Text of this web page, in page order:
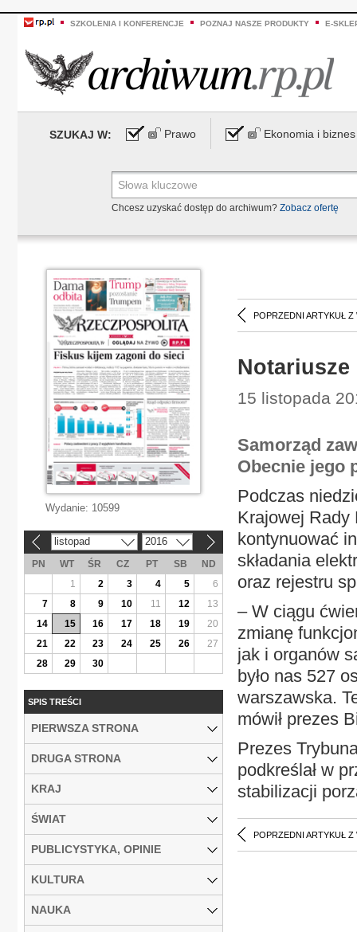
SZKOLENIA I KONFERENCJE POZNAJ NASZE PRODUKTY E-
SZUKAJ W: Prawo Ekonomia i biznes
Chcesz uzyskać dostęp do archiwum? Zobacz ofertę
POPRZEDNI ARTYKUŁ Z
Notariusze
15 listopada
Samorząd
Obecnie jego
Podczas
Krajowej Rady
kontynuować
składania
oraz rejestru
– W ciągu
zmianę
jak i organów
było nas 527
warszawska.
mówił prezes
Prezes
podkreślał w
stabilizacji
POPRZEDNI ARTYKUŁ Z
Wydanie: 10599
listopad 2016
PN WT ŚR CZ PT SB
ND
1
2 3 4 5
6
7
8 9 10 11 12
13
14
15 16 17 18 19
20
21
22 23 24 25 26
27
28
29 30
SPIS TREŚCI
PIERWSZA STRONA
DRUGA STRONA
KRAJ
ŚWIAT
PUBLICYSTYKA, OPINIE
KULTURA
NAUKA